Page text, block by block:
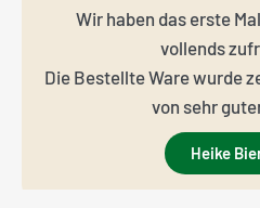
Wir haben das erste
vollends
Die Bestellte Ware wurde
von sehr
Heike